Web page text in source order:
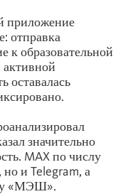
приложение
отправка
к образовательной
оставалась
значительно
MAX по числу
но и Telegram, а
«МЭШ».